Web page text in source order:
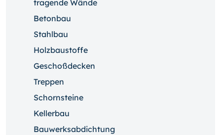
tragende Wände
Betonbau
Stahlbau
Holzbaustoffe
Geschoßdecken
Treppen
Schornsteine
Kellerbau
Bauwerksabdichtung